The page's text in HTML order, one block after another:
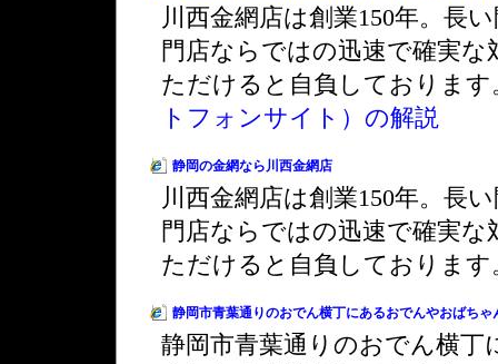
川西金網店は創業150年。長
門店ならではの迅速で確実
ただけると自負しておりま
トフォンサイト）の解説
静岡の金網なら川西金網店
川西金網店は創業150年。長
門店ならではの迅速で確実
ただけると自負しておりま
静岡市青葉通りのおでん横丁にあるおでんやおばち
静岡市青葉通りのおでん横